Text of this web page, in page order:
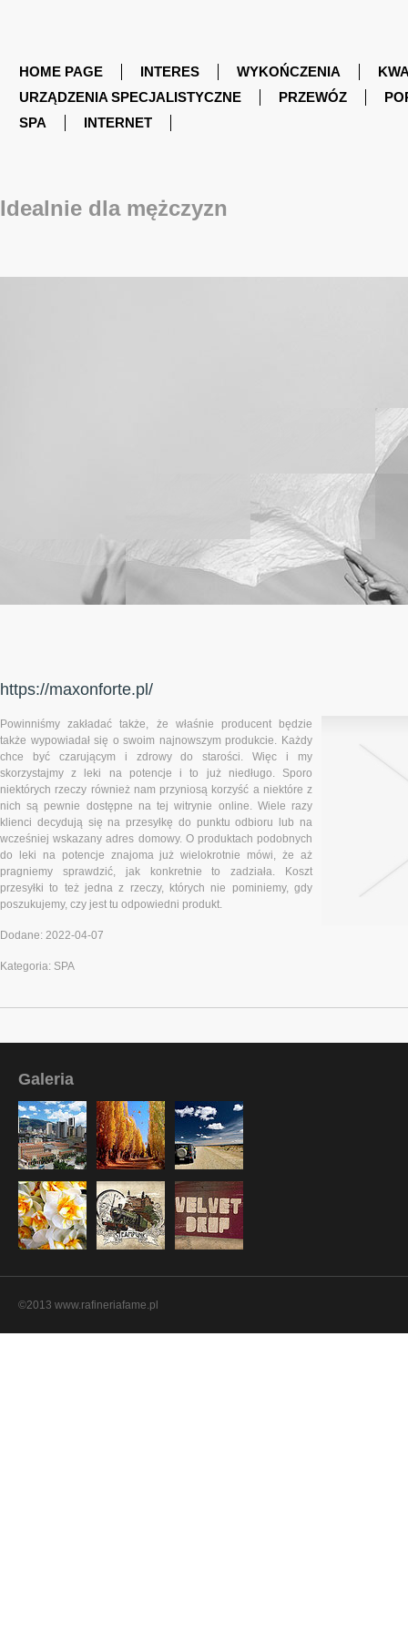
HOME PAGE INTERES WYKOŃCZENIA
URZĄDZENIA SPECJALISTYCZNE
PRZEWÓZ
SPA
INTERNET
Idealnie dla mężczyzn
https://maxonforte.pl/
Powinniśmy zakładać także, że właśnie producent będzie
także wypowiadał się o swoim najnowszym produkcie. Każdy
chce być czarującym i zdrowy do starości. Więc i my
skorzystajmy z leki na potencje i to już niedługo. Sporo
niektórych rzeczy również nam przyniosą korzyść a niektóre z
nich są pewnie dostępne na tej witrynie online. Wiele razy
klienci decydują się na przesyłkę do punktu odbioru lub na
wcześniej wskazany adres domowy. O produktach podobnych
do leki na potencje znajoma już wielokrotnie mówi, że aż
pragniemy sprawdzić, jak konkretnie to zadziała. Koszt
przesyłki to też jedna z rzeczy, których nie pominiemy, gdy
poszukujemy, czy jest tu odpowiedni produkt.
Dodane: 2022-04-07
Kategoria: SPA
Galeria
©2013 www.rafineriafame.pl